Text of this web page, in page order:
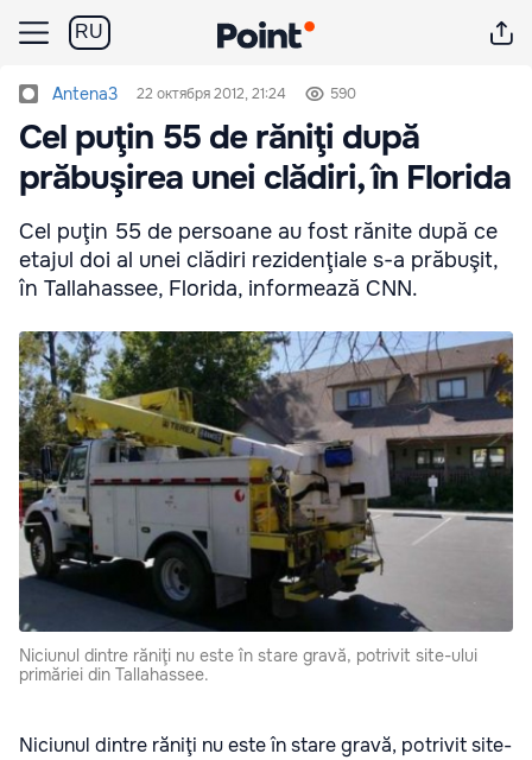
RU
Antena3 22 октября 2012, 21:24 590
Cel puţin 55 de răniţi după
prăbuşirea unei clădiri, în Florida
Cel puţin 55 de persoane au fost rănite după ce
etajul doi al unei clădiri rezidenţiale s-a prăbuşit,
în Tallahassee, Florida, informează CNN.
Niciunul dintre răniţi nu este în stare gravă, potrivit site-ului
primăriei din Tallahassee.
Niciunul dintre răniţi nu este în stare gravă, potrivit site-